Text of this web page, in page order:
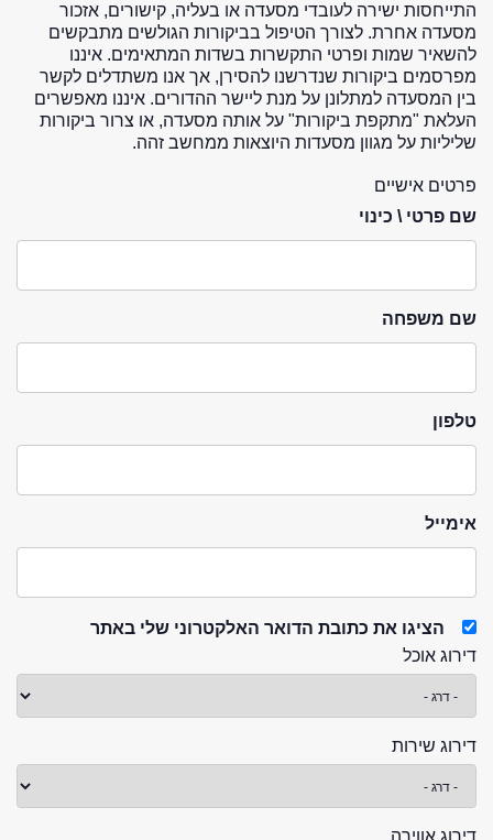
התייחסות ישירה לעובדי מסעדה או בעליה, קישורים, אזכור
מסעדה אחרת. לצורך הטיפול בביקורות הגולשים מתבקשים
להשאיר שמות ופרטי התקשרות בשדות המתאימים. איננו
מפרסמים ביקורות שנדרשנו להסירן, אך אנו משתדלים לקשר
בין המסעדה למתלונן על מנת ליישר ההדורים. איננו מאפשרים
העלאת "מתקפת ביקורות" על אותה מסעדה, או צרור ביקורות
שליליות על מגוון מסעדות היוצאות ממחשב זהה.
פרטים אישיים
שם פרטי \ כינוי
שם משפחה
טלפון
אימייל
הציגו את כתובת הדואר האלקטרוני שלי באתר
דירוג אוכל
דירוג שירות
דירוג אווירה